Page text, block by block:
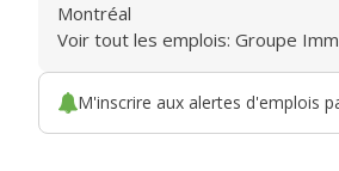
Montréal
Voir tout les emplois: Groupe
M'inscrire aux alertes d'emplois